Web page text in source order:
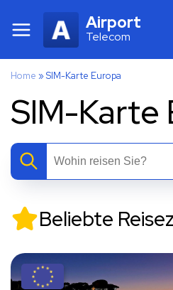
Airport
Telecom
Home »SIM-Karte Europa
SIM-Karte
Beliebte